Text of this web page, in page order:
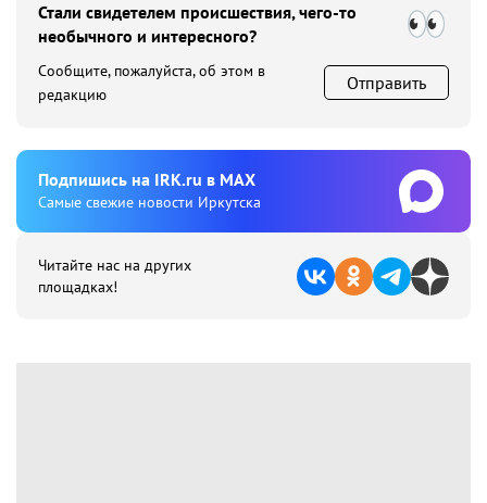
Стали свидетелем происшествия, чего-то
необычного и интересного?
Сообщите, пожалуйста, об этом в
редакцию
Отправить
Подпишиcь на IRK.ru в MAX
Cамые свежие новости Иркутска
Читайте нас на других
площадках!